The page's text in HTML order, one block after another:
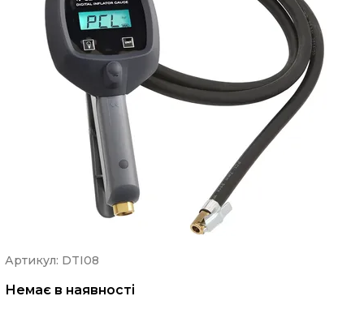
Артикул: DTI08
Немає в наявності